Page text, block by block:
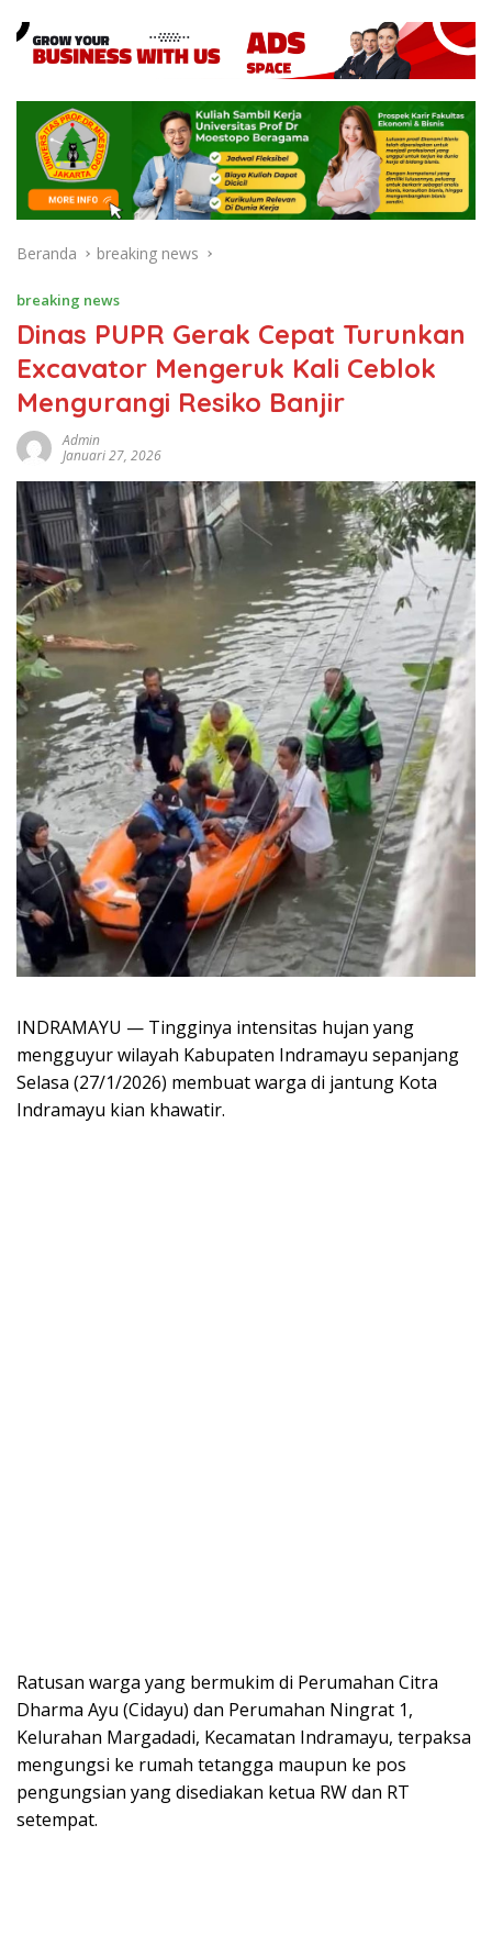
Beranda breaking news
breaking news
Dinas PUPR Gerak Cepat Turunkan
Excavator Mengeruk Kali Ceblok
Mengurangi Resiko Banjir
Admin
Januari 27, 2026
INDRAMAYU — Tingginya intensitas hujan yang
mengguyur wilayah Kabupaten Indramayu sepanjang
Selasa (27/1/2026) membuat warga di jantung Kota
Indramayu kian khawatir.
Ratusan warga yang bermukim di Perumahan Citra
Dharma Ayu (Cidayu) dan Perumahan Ningrat 1,
Kelurahan Margadadi, Kecamatan Indramayu, terpaksa
mengungsi ke rumah tetangga maupun ke pos
pengungsian yang disediakan ketua RW dan RT
setempat.